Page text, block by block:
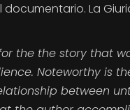
La
the the story that
Noteworthy is
between